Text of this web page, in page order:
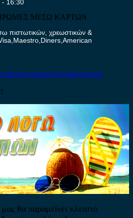
- 16:30
ΜΕΣΩ ΚΑΡΤΩΝ
πιστωτικών, χρεωστικών &
Μεταχειρισμένα Ανταλλακτικά
θα παραμείνει κλειστό